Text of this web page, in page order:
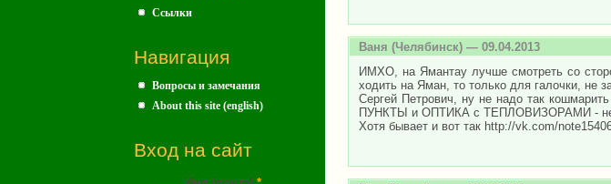
Ссылки
Навигация
Вопросы и замечания
About this site (english)
Вход на сайт
Ваня (Челябинск) — 09.04.2013
ИМХО, на Ямантау лучше смотреть со
ходить на Яман, то только для галочки, не
Сергей Петрович, ну не надо так
ПУНКТЫ и ОПТИКА с ТЕПЛОВИЗОРАМИ - не
Хотя бывает и вот так http://vk.com/